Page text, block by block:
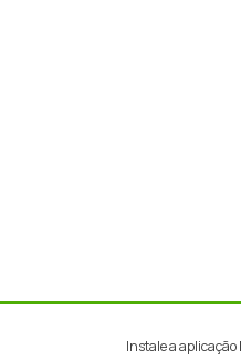
Instale a aplicação